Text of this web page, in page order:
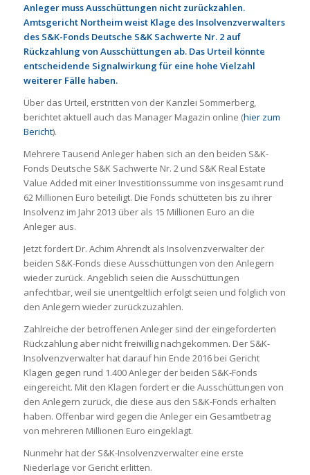
Anleger muss Ausschüttungen nicht zurückzahlen.
Amtsgericht Northeim weist Klage des Insolvenzverwalters
des S&K-Fonds Deutsche S&K Sachwerte Nr. 2 auf
Rückzahlung von Ausschüttungen ab. Das Urteil könnte
entscheidende Signalwirkung für eine hohe Vielzahl
weiterer Fälle haben.
Über das Urteil, erstritten von der Kanzlei Sommerberg,
berichtet aktuell auch das Manager Magazin online (hier zum
Bericht).
Mehrere Tausend Anleger haben sich an den beiden S&K-
Fonds Deutsche S&K Sachwerte Nr. 2 und S&K Real Estate
Value Added mit einer Investitionssumme von insgesamt rund
62 Millionen Euro beteiligt. Die Fonds schütteten bis zu ihrer
Insolvenz im Jahr 2013 über als 15 Millionen Euro an die
Anleger aus.
Jetzt fordert Dr. Achim Ahrendt als Insolvenzverwalter der
beiden S&K-Fonds diese Ausschüttungen von den Anlegern
wieder zurück. Angeblich seien die Ausschüttungen
anfechtbar, weil sie unentgeltlich erfolgt seien und folglich von
den Anlegern wieder zurückzuzahlen.
Zahlreiche der betroffenen Anleger sind der eingeforderten
Rückzahlung aber nicht freiwillig nachgekommen. Der S&K-
Insolvenzverwalter hat darauf hin Ende 2016 bei Gericht
Klagen gegen rund 1.400 Anleger der beiden S&K-Fonds
eingereicht. Mit den Klagen fordert er die Ausschüttungen von
den Anlegern zurück, die diese aus den S&K-Fonds erhalten
haben. Offenbar wird gegen die Anleger ein Gesamtbetrag
von mehreren Millionen Euro eingeklagt.
Nunmehr hat der S&K-Insolvenzverwalter eine erste
Niederlage vor Gericht erlitten.